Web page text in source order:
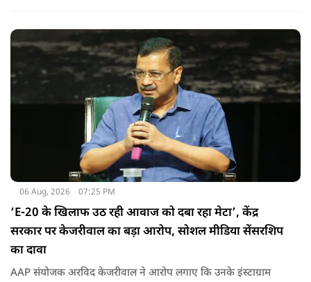
06 Aug, 2026 07:25 PM
‘E-20 के खिलाफ उठ रही आवाज को दबा रहा मेटा’, केंद्र
सरकार पर केजरीवाल का बड़ा आरोप, सोशल मीडिया सेंसरशिप
का दावा
AAP संयोजक अरविद केजरीवाल ने आरोप लगाए कि उनके इंस्टाग्राम